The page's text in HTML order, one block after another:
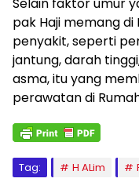
Selain faktor umur
pak Haji memang
penyakit, seperti
jantung, darah
asma, itu yang
perawatan di
Tag: H ALim